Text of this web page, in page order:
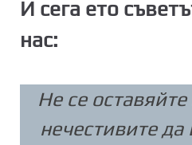
И сега ето
нас:
Не се
нечестивите да